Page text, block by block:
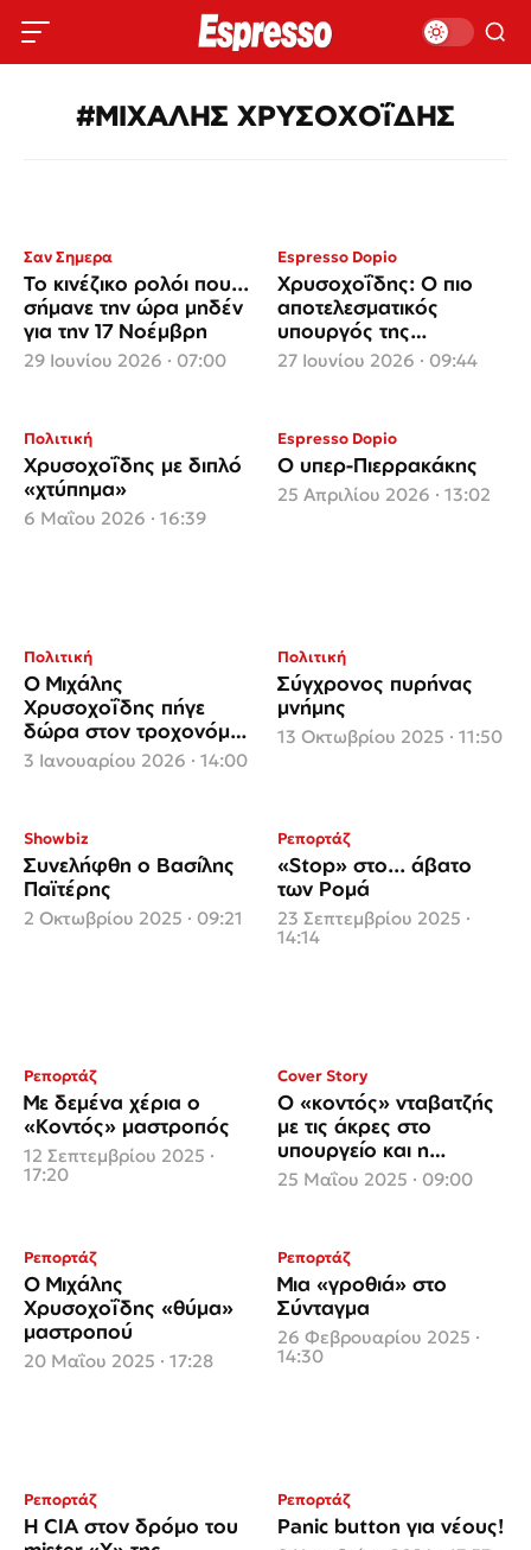
#ΜΙΧΑΛΗΣ ΧΡΥΣΟΧΟΐΔΗΣ
Σαν Σημερα
Το κινέζικο ρολόι που...
σήμανε την ώρα μηδέν
για την 17 Νοέμβρη
29 Ιουνίου 2026 · 07:00
Espresso Dopio
Χρυσοχοΐδης: Ο πιο
αποτελεσματικός
υπουργός της
Μεταπολίτευσης
27 Ιουνίου 2026 · 09:44
Πολιτική
Χρυσοχοΐδης με διπλό
«χτύπημα»
6 Μαΐου 2026 · 16:39
Espresso Dopio
Ο υπερ-Πιερρακάκης
25 Απριλίου 2026 · 13:02
Πολιτική
Ο Μιχάλης
Χρυσοχοΐδης πήγε
δώρα στον τροχονόμο
της διασταύρωσης
Αμαλίας και Βασιλίσσης
3 Ιανουαρίου 2026 · 14:00
Πολιτική
Σύγχρονος πυρήνας
μνήμης
13 Οκτωβρίου 2025 · 11:50
Showbiz
Συνελήφθη ο Βασίλης
Παϊτέρης
2 Οκτωβρίου 2025 · 09:21
Ρεπορτάζ
«Stop» στο... άβατο
των Ρομά
23 Σεπτεμβρίου 2025 ·
14:14
Ρεπορτάζ
Με δεμένα χέρια ο
«Κοντός» μαστροπός
12 Σεπτεμβρίου 2025 ·
17:20
Cover Story
O «κοντός» νταβατζής
με τις άκρες στο
υπουργείο και η
«γνωριμία» με τον
25 Μαΐου 2025 · 09:00
Ρεπορτάζ
Ο Μιχάλης
Χρυσοχοΐδης «θύμα»
μαστροπού
20 Μαΐου 2025 · 17:28
Ρεπορτάζ
Μια «γροθιά» στο
Σύνταγμα
26 Φεβρουαρίου 2025 ·
14:30
Ρεπορτάζ
H CIA στον δρόμο του
Ρεπορτάζ
Panic button για νέους!